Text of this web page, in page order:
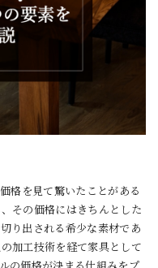
格を見て驚いたことがある
その価格にはきちんとした
り出される希少な素材であ
加工技術を経て家具として